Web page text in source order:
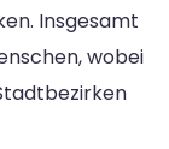
Insgesamt
wobei